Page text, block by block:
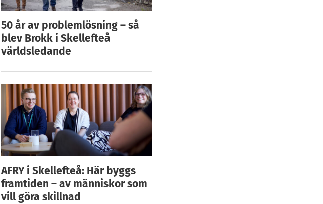
50 år av problemlösning – så
blev Brokk i Skellefteå
världsledande
AFRY i Skellefteå: Här byggs
framtiden – av människor som
vill göra skillnad